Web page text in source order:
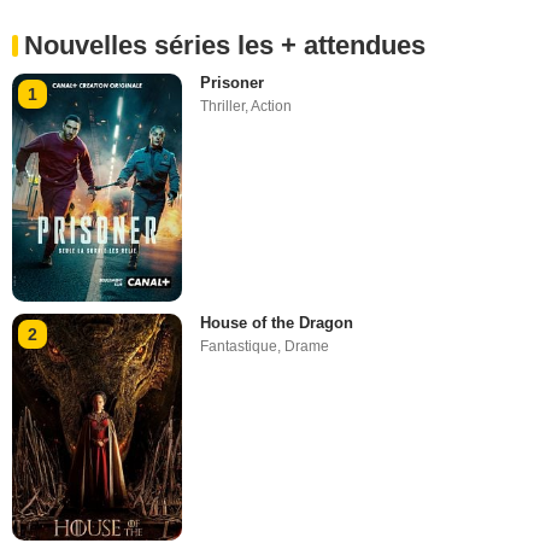
Nouvelles séries les + attendues
1
Prisoner
Thriller,Action
2
House of the Dragon
Fantastique Drame